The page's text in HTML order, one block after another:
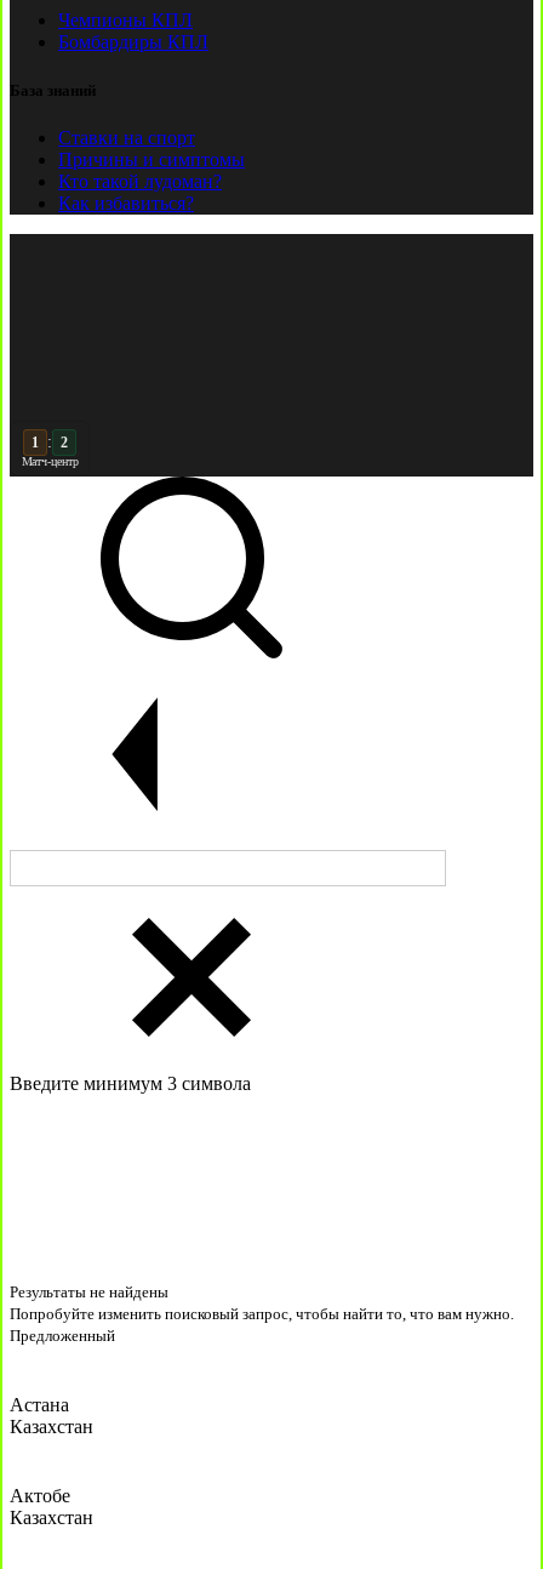
Чемпионы КПЛ
Бомбардиры КПЛ
База знаний
Ставки на спорт
Причины и симптомы
Кто такой лудоман?
Как избавиться?
2 : 2
Матч-центр
Введите минимум 3 символа
Результаты не найдены
Попробуйте изменить поисковый запрос, чтобы найти то, что вам нужно.
Предложенный
Астана
Казахстан
Актобе
Казахстан